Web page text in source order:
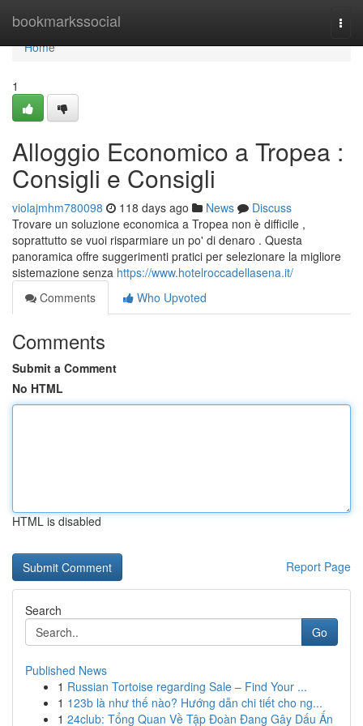
bookmarkssocial
Home
Home
1
Alloggio Economico a Tropea :
Consigli e Consigli
violajmhm780098 118 days ago News
Discuss
Trovare un soluzione economica a Tropea non è difficile ,
soprattutto se vuoi risparmiare un po' di denaro . Questa
panoramica offre suggerimenti pratici per selezionare la migliore
sistemazione senza https://www.hotelroccadellasena.it/
Comments
Who Upvoted
Comments
Submit a Comment
No HTML
HTML is disabled
Report Page
Search
Go
Published News
1 Russian Tortoise regarding Sale – Find Your ...
1 123b là như thế nào? Hướng dẫn chi tiết cho ng...
1 24club: Tổng Quan Về Tập Đoàn Đang Gây Dấu Ấn